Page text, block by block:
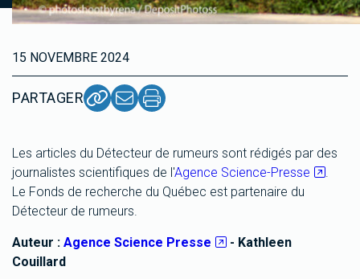
15 NOVEMBRE 2024
PARTAGER
Les articles du Détecteur de rumeurs sont rédigés par des
journalistes scientifiques de l'Agence Science-Presse
.
Le Fonds de recherche du Québec est partenaire du
Détecteur de rumeurs.
Auteur : Agence Science Presse
- Kathleen
Couillard